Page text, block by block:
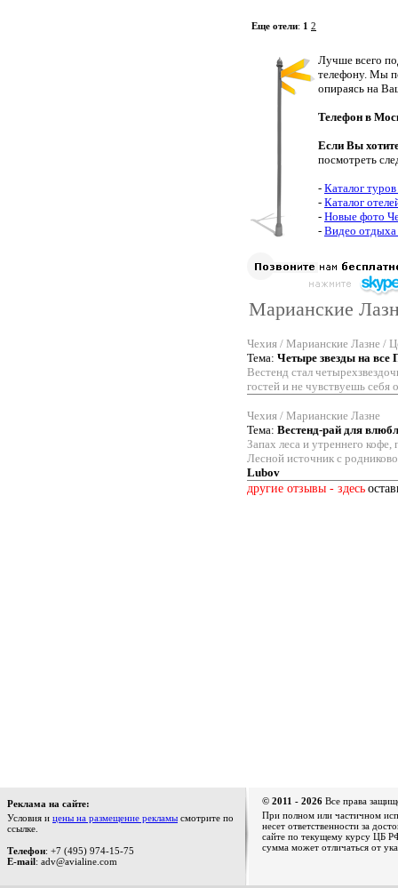
Еще отели: 1 2
Лучше всего
телефону. Мы
опираясь на
Телефон в
Если Вы
посмотреть
- Каталог
- Каталог
- Новые фото
- Видео отдыха
Марианские
Чехия / Марианские Лазне /
Тема: Четыре звезды на
Вестенд стал
гостей и не чувствуешь себя
Чехия / Марианские Лазне
Тема: Вестенд-рай для
Запах леса и утреннего
Лесной источник с
Lubov
другие отзывы - здесь
Реклама на сайте:
Условия и цены на размещение рекламы смотрите по
ссылке.
Телефон: +7 (495) 974-15-75
E-mail: adv@avialine.com
© 2011 - 2026 Все права
При полном или частичном
несет ответственности за
сайте по текущему курсу ЦБ
сумма может отличаться от